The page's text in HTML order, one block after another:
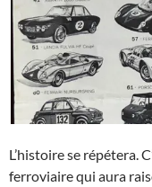
L’histoire se répétera.
ferroviaire qui aura